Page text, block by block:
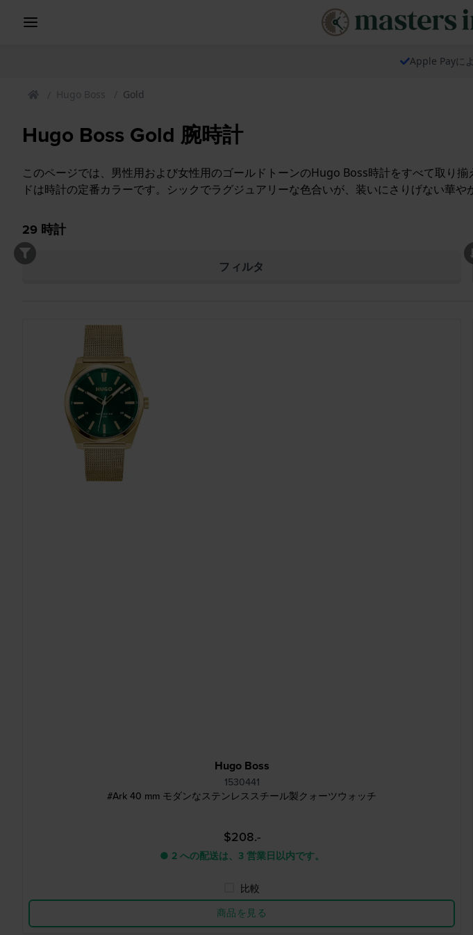
Apple Payに
Hugo Boss Gold
Hugo Boss Gold 腕時計
このページでは、男性用および女性用のゴールドトーンのHugo Boss時計をすべて取り
ドは時計の定番カラーです。シックでラグジュアリーな色合いが、装いにさりげない華や
29 時計
フィルタ
Hugo Boss
1530441
#Ark 40 mm モダンなステンレススチール製クォーツウォッチ
$208.-
● 2 への配送は、3 営業日以内です。
比較
商品を見る